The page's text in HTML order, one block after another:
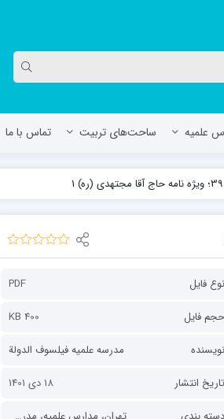
علمیه
مدرسه علمیه المهدی (عج)/ آران و بیدگل
حوزه علمیه سفیران هدایت رهنان
مدرسه آیت الله العظمی گلپایگانی ره
ساحت‌های تربیت تماس با ما
نوع فایل
PDF
حجم فایل
400 KB
نویسنده
مدرسه علمیه فیلسوف الدولة
تاریخ انتشار
18 دی 1401